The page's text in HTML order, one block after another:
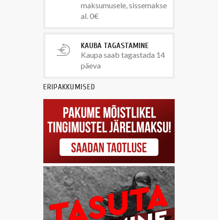
maksumusele, sissemakse
al. 0€
KAUBA TAGASTAMINE
Kaupa saab tagastada 14
päeva
ERIPAKKUMISED